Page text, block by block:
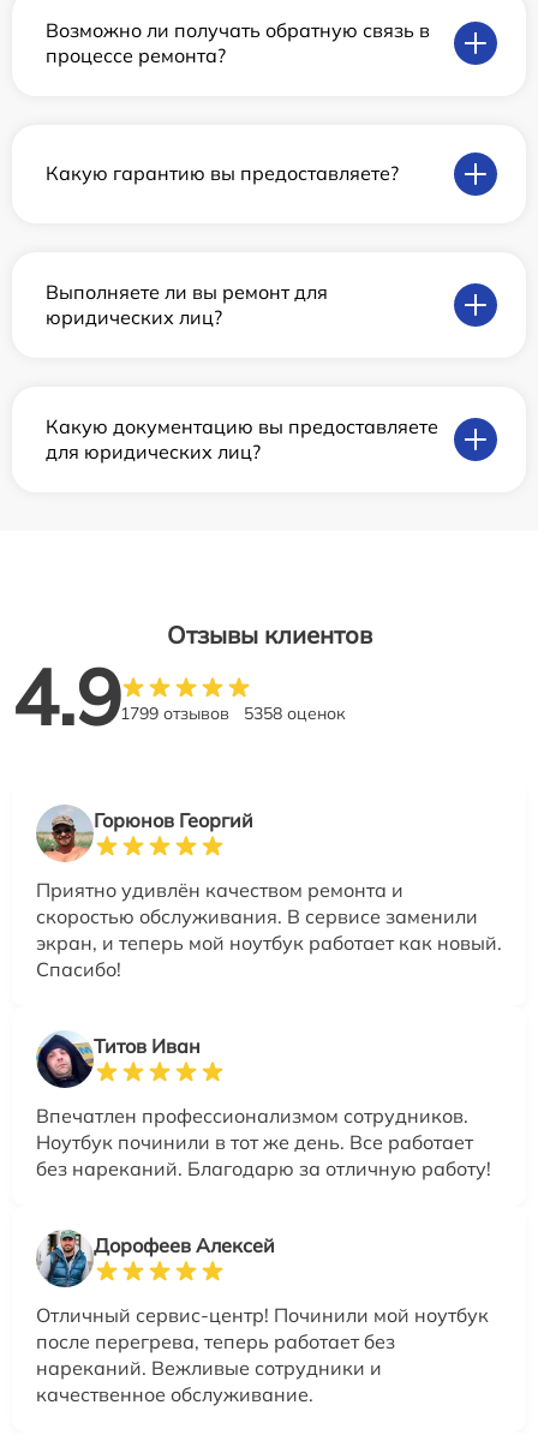
Возможно ли получать обратную связь в
процессе ремонта?
Какую гарантию вы предоставляете?
Выполняете ли вы ремонт для
юридических лиц?
Какую документацию вы предоставляете
для юридических лиц?
Отзывы клиентов
4.91799 отзывов 5358 оценок
Горюнов Георгий
Приятно удивлён качеством ремонта и
скоростью обслуживания. В сервисе заменили
экран, и теперь мой ноутбук работает как новый.
Спасибо!
Титов Иван
Впечатлен профессионализмом сотрудников.
Ноутбук починили в тот же день. Все работает
без нареканий. Благодарю за отличную работу!
Дорофеев Алексей
Отличный сервис-центр! Починили мой ноутбук
после перегрева, теперь работает без
нареканий. Вежливые сотрудники и
качественное обслуживание.